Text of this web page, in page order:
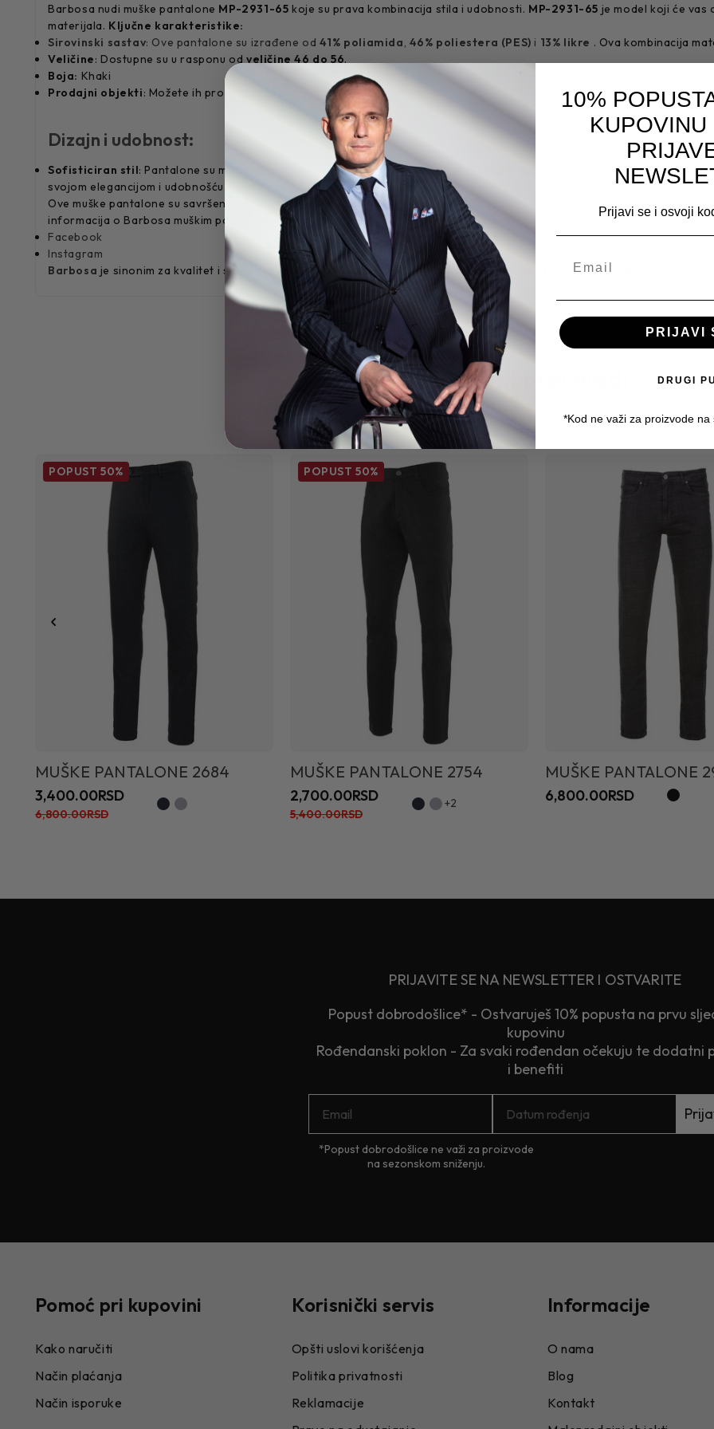
Barbosa nudi muške pantalone MP-2931-65 koje su prava kombinacija stila i udobnosti. MP-2931-65 je model koji će vas
materijala. Ključne karakteristike:
Sirovinski sastav: Ove pantalone su izrađene od 41% poliamida, 46% poliestera (PES) i 13% likre . Ova kombinacija
Veličine: Dostupne su u rasponu odveličine 46 do 56.
Boja: Khaki
Prodajni objekti: Možete ih pronaći u Barbosa prodajnim objektima.
Dizajn i udobnost:
Sofisticiran stil: Pantalone su modernog dizajna, idealne za različite prilike. Bez obzira da li ih nosite na poslovnom
svojom elegancijom i udobnošću.
Ove muške pantalone su savršen izbor za svakog muškarca koji ceni kvalitet i želi da se oseća samouvereno. Izaberite
informacija o Barbosa muškim pantalonama možete pronaći na
Barbosa.rs.
Facebook
Instagram
Barbosa je sinonim za kvalitet i stil, a ovaj model pantalona je upravo to -savršen sklad stila i udobnosti . Izaberite ih i
Srodni proizvodi
Proizvodi koji upotpunjuju Vaš stil
POPUST50%
MUŠKE PANTALONE 2684
3,400.00RSD
6,800.00RSD
POPUST50%
MUŠKE PANTALONE 2754
2,700.00RSD
5,400.00RSD
+2
MUŠKE PANTALONE
6,800.00RSD
PRIJAVITE SE NA NEWSLETTER I OSTVARITE
Popust dobrodošlice* - Ostvaruješ 10% popusta na prvu
kupovinu
Rođendanski poklon - Za svaki rođendan očekuju te dodatni
i benefiti
*Popust dobrodošlice ne važi za proizvode
na sezonskom sniženju.
Pomoć pri kupovini
Kako naručiti
Način plaćanja
Način isporuke
Korisnički servis
Opšti uslovi korišćenja
Politika privatnosti
Reklamacije
Informacije
O nama
Blog
Kontakt
10%
KUPOVINU
Prijavi se i osvoji
PRIJAVI
DRUGI
*Kod ne važi za proizvode na